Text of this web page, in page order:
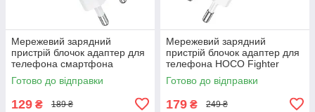
Мережевий зарядний
пристрій блочок адаптер для
телефона смартфона
BOROFONE Original BA100A
Type-C 20W PD/QC
Готово до відправки
129 ₴ 189 ₴
Мережевий зарядний
пристрій блочок адаптер для
телефона HOCO Fighter
Charger C109A 20W (1Type-
C/1USB, 3A/20W, PD/Q)
Готово до відправки
179 ₴ 249 ₴